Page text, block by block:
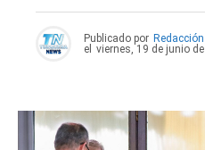
Publicado por
el viernes, 19 de junio